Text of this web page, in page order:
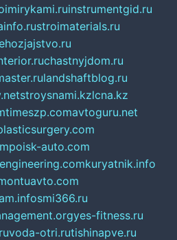
instrumentgid.ru
stroimaterials.ru
chastnyjdom.ru
landshaftblog.ru
stroysnami.kzlcna.kz
timeszp.comavtoguru.net
poisk-auto.com
kuryatnik.info
smi366.ru
yes-fitness.ru
voda-otri.rutishinapve.ru